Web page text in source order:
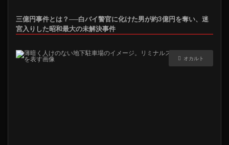
三億円事件とは？──白バイ警官に化けた男が約3億円を奪い、迷
宮入りした昭和最大の未解決事件
オカルト